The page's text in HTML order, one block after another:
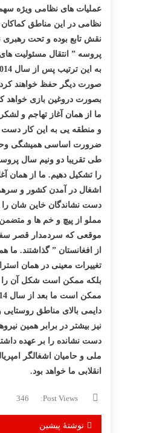
عملیات های نظامی ویژه
نظامی در این مناطق کماکان
پروسه ” انتقال مسئولیت
صورت دیگر حفظ خواهند کرد
بصورت دروغین بازی خواهد
ما از همان آغاز تهاجم و
و منطقه یی به این کار دست
ضرورت اساسی همیشگی وحدت
طی تقریبا دو ونیم سال
را تشکیل دهیم. ما از همان
اشغال در آمدن کشور و
دست نشاندگان خاین شان را
مملو از پیچ و خم ها و
موقعی که سردمدار قصر
از افغانستان ” گذاشتند.
تغییرات معینی در همان
بلکه ممکن است شکل آن را
دایمی بالای مناطق
نیز بیشتر در برابر همین
دست نشانده را بر عهده
ملی و حامیان اشغالگر
انقلابی ما خواهد بود.
Post Views:
346
راهبری
نوشتهٔ پیشین